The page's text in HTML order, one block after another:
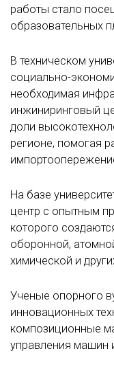
работы стало
образовательных
В техническом
социально-
необходимая
инжиниринговый
доли
регионе, помогая
На базе
центр с опытным
которого
оборонной,
химической и
Ученые опорного
инновационных
композиционные
управления машин